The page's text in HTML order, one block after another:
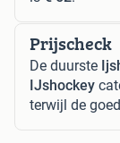
Prijscheck
De duurste
IJshockey
terwijl de